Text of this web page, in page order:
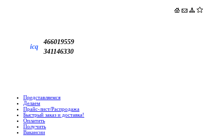
icq
466019559
341146330
Представляемся
Делаем
Прайс-лист/Распродажа
Быстрый заказ и доставка!
Оплатить
Получить
Вакансии